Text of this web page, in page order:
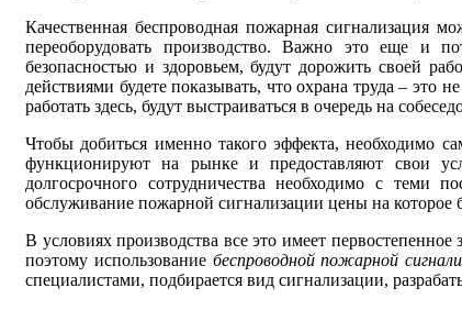
Качественная беспроводная пожарная сигнализация
переоборудовать производство. Важно это еще и
безопасностью и здоровьем, будут дорожить своей
действиями будете показывать, что охрана труда – это
работать здесь, будут выстраиваться в очередь на
Чтобы добиться именно такого эффекта, необходимо
функционируют на рынке и предоставляют свои
долгосрочного сотрудничества необходимо с теми
обслуживание пожарной сигнализации цены на которое
В условиях производства все это имеет
поэтому использование беспроводной пожарной
специалистами, подбирается вид сигнализации,